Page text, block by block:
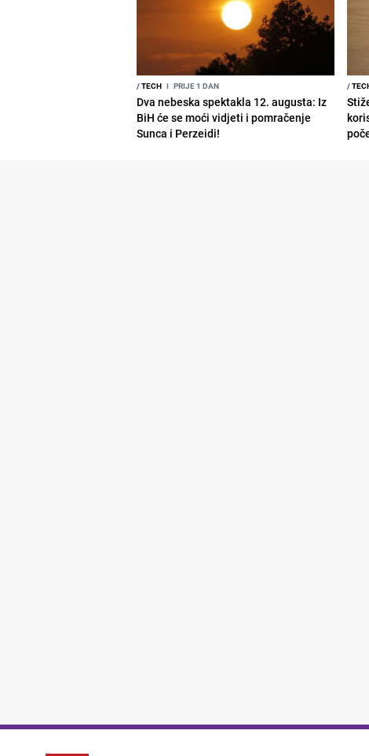
/TECH I PRIJE 1 DAN
Dva nebeska spektakla 12. augusta: Iz
BiH će se moći vidjeti i pomračenje
Sunca i Perzeidi!
/